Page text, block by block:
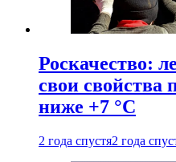
Роскачество:
свои свойства
ниже +7 °C
2 года спустя2 года